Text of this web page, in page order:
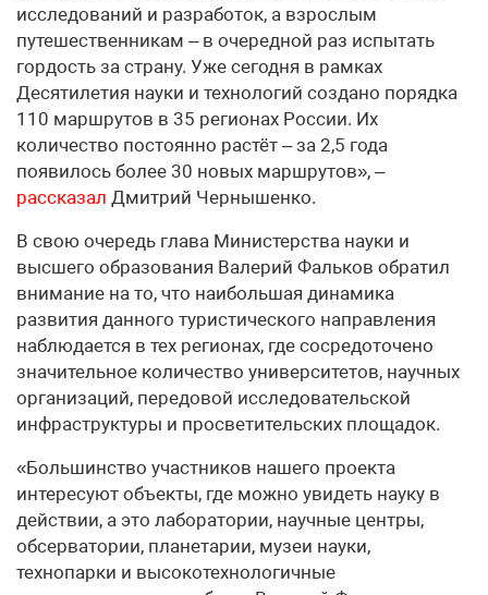
исследований и разработок, а взрослым
путешественникам – в очередной раз испытать
гордость за страну. Уже сегодня в рамках
Десятилетия науки и технологий создано порядка
110 маршрутов в 35 регионах России. Их
количество постоянно растёт – за 2,5 года
появилось более 30 новых маршрутов», –
рассказал Дмитрий Чернышенко.
В свою очередь глава Министерства науки и
высшего образования Валерий Фальков обратил
внимание на то, что наибольшая динамика
развития данного туристического направления
наблюдается в тех регионах, где сосредоточено
значительное количество университетов, научных
организаций, передовой исследовательской
инфраструктуры и просветительских площадок.
«Большинство участников нашего проекта
интересуют объекты, где можно увидеть науку в
действии, а это лаборатории, научные центры,
обсерватории, планетарии, музеи науки,
технопарки и высокотехнологичные